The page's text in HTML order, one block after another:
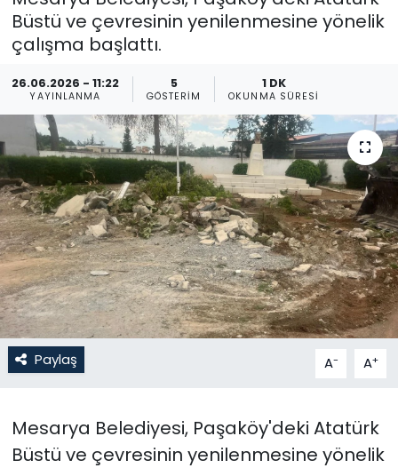
Büstü ve çevresinin yenilenmesine yönelik
çalışma başlattı.
26.06.2026 - 11:22
YAYINLANMA
5
GÖSTERIM
1 DK
OKUNMA SÜRESI
Paylaş A- A+
Mesarya Belediyesi, Paşaköy'deki Atatürk
Büstü ve çevresinin yenilenmesine yönelik
GEZİ
Güncel
Gündem
KKTC
KKTC YEREL SEÇİM 2018
Kültür Sanat
Magazin
Moda
Otomobil Dünyası